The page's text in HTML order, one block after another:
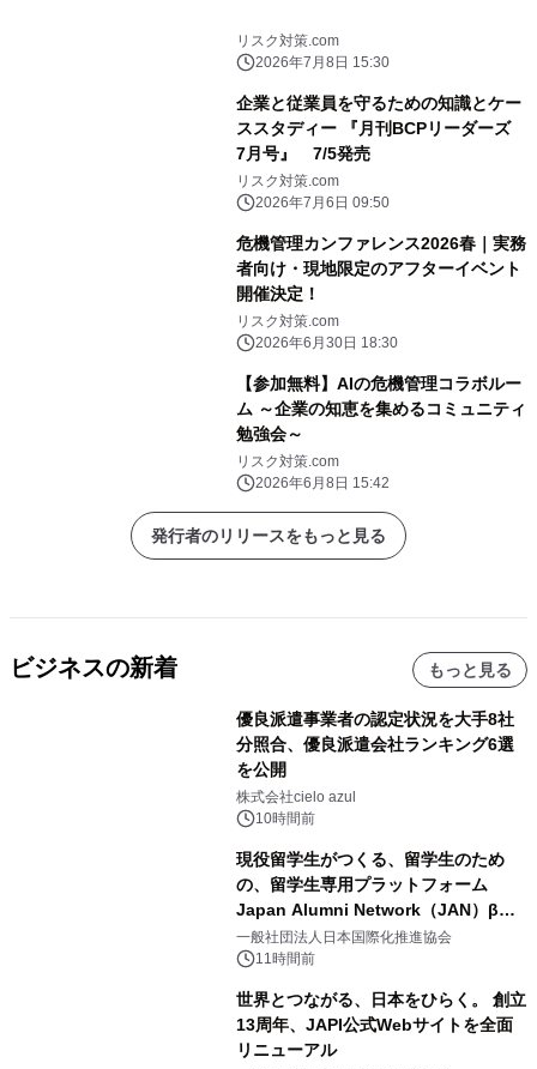
リスク対策.com
2026年7月8日 15:30
企業と従業員を守るための知識とケー
ススタディー 『月刊BCPリーダーズ
7月号』 7/5発売
リスク対策.com
2026年7月6日 09:50
危機管理カンファレンス2026春｜実務
者向け・現地限定のアフターイベント
開催決定！
リスク対策.com
2026年6月30日 18:30
【参加無料】AIの危機管理コラボルー
ム ～企業の知恵を集めるコミュニティ
勉強会～
リスク対策.com
2026年6月8日 15:42
発行者のリリースをもっと見る
ビジネスの新着 もっと見る
優良派遣事業者の認定状況を大手8社
分照合、優良派遣会社ランキング6選
を公開
株式会社cielo azul
10時間前
現役留学生がつくる、留学生のため
の、留学生専用プラットフォーム
Japan Alumni Network（JAN）β版
をリリース
一般社団法人日本国際化推進協会
11時間前
世界とつながる、日本をひらく。 創立
13周年、JAPI公式Webサイトを全面
リニューアル